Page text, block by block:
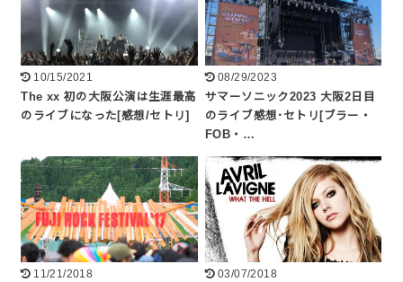
10/15/2021
The xx 初の大阪公演は生涯最高
のライブになった[感想/セトリ]
08/29/2023
サマーソニック2023 大阪2日目
のライブ感想･セトリ[ブラー・
FOB・…
11/21/2018
03/07/2018